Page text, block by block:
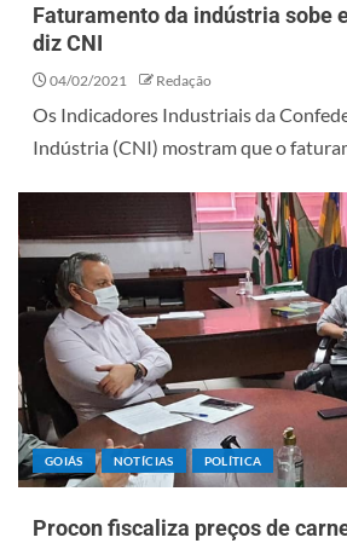
Faturamento da indústria sobe
diz CNI
04/02/2021 Redação
Os Indicadores Industriais da
Indústria (CNI) mostram que o
GOIÁS NOTÍCIAS POLÍTICA
Procon fiscaliza preços de